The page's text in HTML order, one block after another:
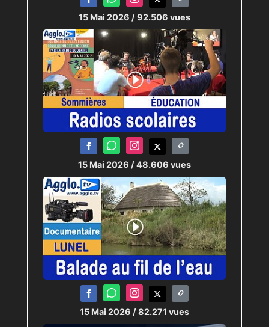
15 Mai 2026 / 92.506 vues
15 Mai 2026 / 48.606 vues
15 Mai 2026 / 82.271 vues